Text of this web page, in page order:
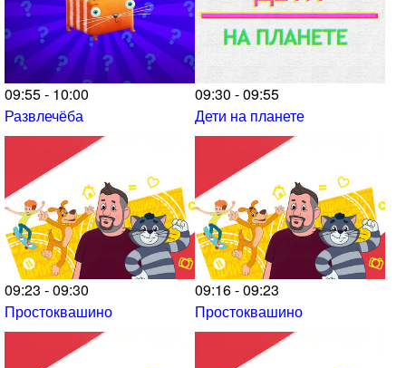
09:55 - 10:00
Развлечёба
09:30 - 09:55
Дети на планете
09:23 - 09:30
Простоквашино
09:16 - 09:23
Простоквашино